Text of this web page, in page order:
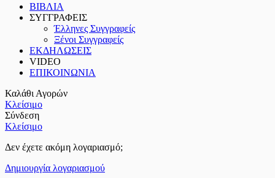
ΒΙΒΛΙΑ
ΣΥΓΓΡΑΦΕΙΣ
Έλληνες Συγγραφείς
Ξένοι Συγγραφείς
ΕΚΔΗΛΩΣΕΙΣ
VIDEO
ΕΠΙΚΟΙΝΩΝΙΑ
Καλάθι Αγορών
Κλείσιμο
Σύνδεση
Κλείσιμο
Δεν έχετε ακόμη λογαριασμό;
Δημιουργία λογαριασμού